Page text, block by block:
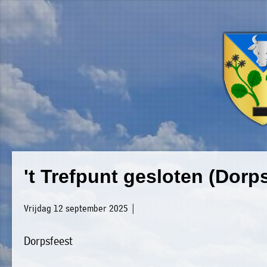
't Trefpunt gesloten
Vrijdag 12 september 2025 |
Dorpsfeest
»
Home
»
Welkom
»
Nieuws
Luxwoude.net
website@luxwoude.net
Plaatselijk
belang
Op
dit
moment